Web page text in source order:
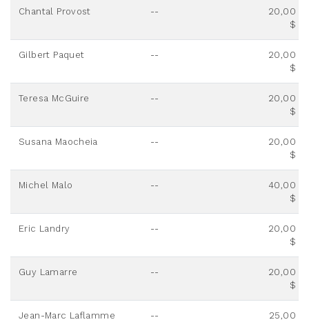
Chantal Provost --
20,00
$
Gilbert Paquet --
20,00
$
Teresa McGuire --
20,00
$
Susana Maocheia --
20,00
$
Michel Malo --
40,00
$
Eric Landry --
20,00
$
Guy Lamarre --
20,00
$
Jean-Marc Laflamme -- 25,00